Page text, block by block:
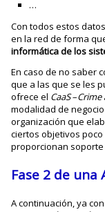
…
Con todos estos
en la red de forma
informática de los
En caso de no saber
que a las que se les
ofrece el CaaS–Crime
modalidad de
organización que
ciertos objetivos poco
proporcionan
Fase 2 de una
A continuación, ya